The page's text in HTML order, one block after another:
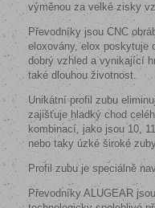
výměnou za velké zisky
Převodníky jsou CNC
eloxovány, elox poskytuje
dobrý vzhled a vynikající
také dlouhou životnost.
Unikátní profil zubu
zajišťuje hladký chod
kombinací, jako jsou 10,
nebo taky úzké široké
Profil zubu je speciálně
Převodníky ALUGEAR